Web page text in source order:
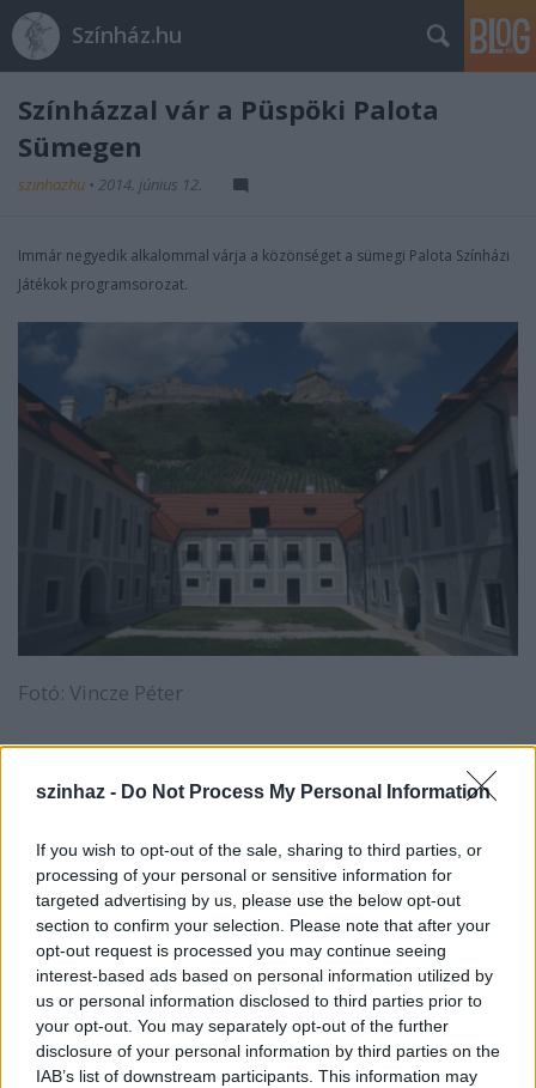
szinhaz - Do Not Process My Personal Information
If you wish to opt-out of the sale, sharing to third parties, or
processing of your personal or sensitive information for
targeted advertising by us, please use the below opt-out
section to confirm your selection. Please note that after your
opt-out request is processed you may continue seeing
interest-based ads based on personal information utilized by
us or personal information disclosed to third parties prior to
your opt-out. You may separately opt-out of the further
disclosure of your personal information by third parties on the
IAB’s list of downstream participants. This information may
Színház.hu
Színházzal vár a Püspöki Palota
Sümegen
szinhazhu • 2014. június 12.
Immár negyedik alkalommal várja a közönséget a sümegi Palota Színházi
Játékok programsorozat.
Fotó: Vincze Péter
Tisler Anna,Sümeg város sajtóreferense az MTI-nek
gerincét idén is a Pannon Várszínház előadásai
adják. A sümegi színpadon láthatja a közönség a
Toldicímű musical-költeményt, amelynek zenéjét
Szarka Gyula, a Ghymes frontembere szerezte.
Jegyet válthat a nagyérdemű aHegedűs a háztetőn
című musicalre is,Gazdag Tibor főszereplésével –
fűzte hozzá a sajtóreferens.